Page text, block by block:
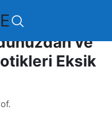
ve
Eksik